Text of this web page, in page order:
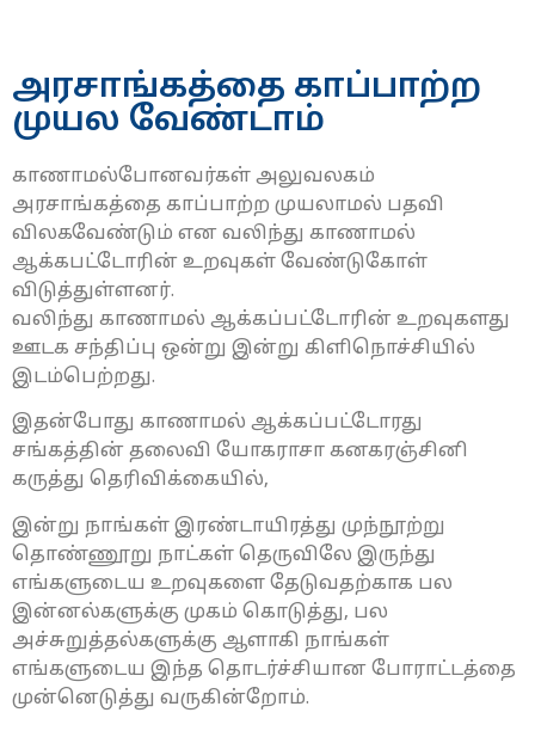
அரசாங்கத்தை காப்பாற்ற
முயல வேண்டாம்
காணாமல்போனவர்கள் அலுவலகம்
அரசாங்கத்தை காப்பாற்ற முயலாமல் பதவி
விலகவேண்டும் என வலிந்து காணாமல்
ஆக்கபட்டோரின் உறவுகள் வேண்டுகோள்
விடுத்துள்ளனர்.
வலிந்து காணாமல் ஆக்கப்பட்டோரின் உறவுகளது
ஊடக சந்திப்பு ஒன்று இன்று கிளிநொச்சியில்
இடம்பெற்றது.
இதன்போது காணாமல் ஆக்கப்பட்டோரது
சங்கத்தின் தலைவி யோகராசா கனகரஞ்சினி
கருத்து தெரிவிக்கையில்,
இன்று நாங்கள் இரண்டாயிரத்து முந்நூற்று
தொண்ணூறு நாட்கள் தெருவிலே இருந்து
எங்களுடைய உறவுகளை தேடுவதற்காக பல
இன்னல்களுக்கு முகம் கொடுத்து, பல
அச்சுறுத்தல்களுக்கு ஆளாகி நாங்கள்
எங்களுடைய இந்த தொடர்ச்சியான போராட்டத்தை
முன்னெடுத்து வருகின்றோம்.